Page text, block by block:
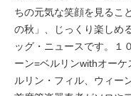
ちの元気な笑顔を見るこ
の秋」、じっくり楽しめ
ッグ・ニュースです。１
ーン=ベルリンwithオー
ルリン・フィル、ウィー